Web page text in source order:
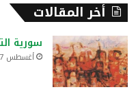
أخر المقالات
سورية
أغسطس 7, 2026